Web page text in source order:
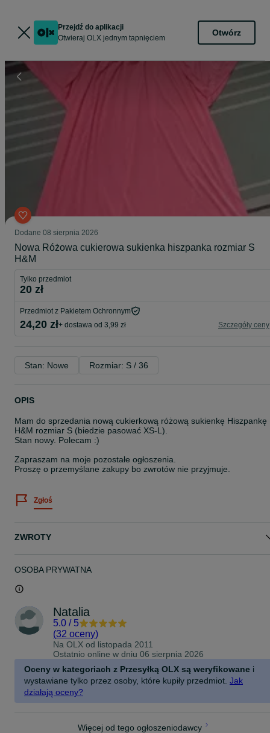
Przejdź do aplikacji
Otwieraj OLX jednym tapnięciem
Otwórz
Dodane 08 sierpnia 2026
Nowa Różowa cukierowa sukienka hiszpanka rozmiar S
H&M
Tylko przedmiot
20 zł
Przedmiot z Pakietem Ochronnym
24,20 zł+ dostawa od 3,99 zł Szczegóły ceny
Stan: Nowe Rozmiar: S / 36
OPIS
Mam do sprzedania nową cukierkową różową sukienkę Hiszpankę
H&M rozmiar S (biedzie pasować XS-L).
Stan nowy. Polecam :)
Zapraszam na moje pozostałe ogłoszenia.
Proszę o przemyślane zakupy bo zwrotów nie przyjmuje.
Zgłoś
ZWROTY
OSOBA PRYWATNA
Natalia
5.0 / 5
(32 oceny)
Na OLX od listopada 2011
Ostatnio online w dniu 06 sierpnia 2026
Oceny w kategoriach z Przesyłką OLX są weryfikowane i
wystawiane tylko przez osoby, które kupiły przedmiot. Jak
działają oceny?
Więcej od tego ogłoszeniodawcy